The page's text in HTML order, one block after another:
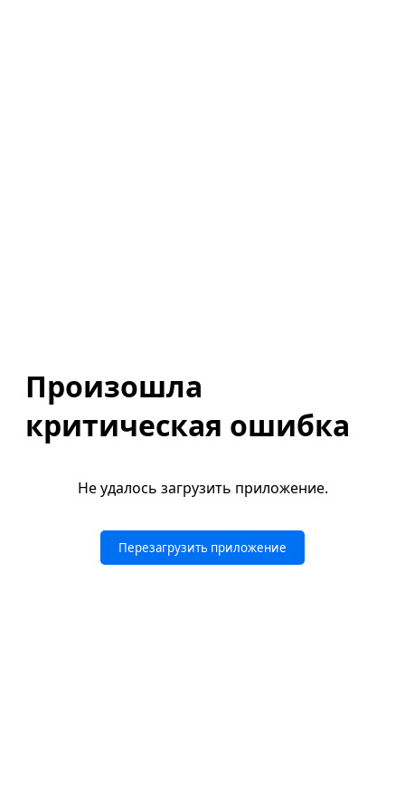
Произошла
критическая ошибка
Не удалось загрузить приложение.
Перезагрузить приложение